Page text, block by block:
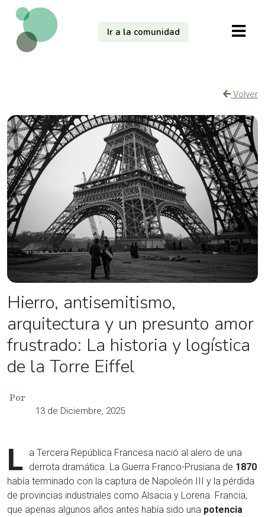
Ir a la comunidad
Volver
Hierro, antisemitismo,
arquitectura y un presunto amor
frustrado: La historia y logística
de la Torre Eiffel
Por
13 de Diciembre, 2025
L
a Tercera República Francesa nació al alero de una
derrota dramática. La Guerra Franco-Prusiana de 1870
había terminado con la captura de Napoleón III y la pérdida
de provincias industriales como Alsacia y Lorena. Francia,
que apenas algunos años antes había sido una potencia